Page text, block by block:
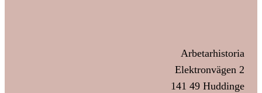
Arbetarhistoria
Elektronvägen 2
141 49 Huddinge